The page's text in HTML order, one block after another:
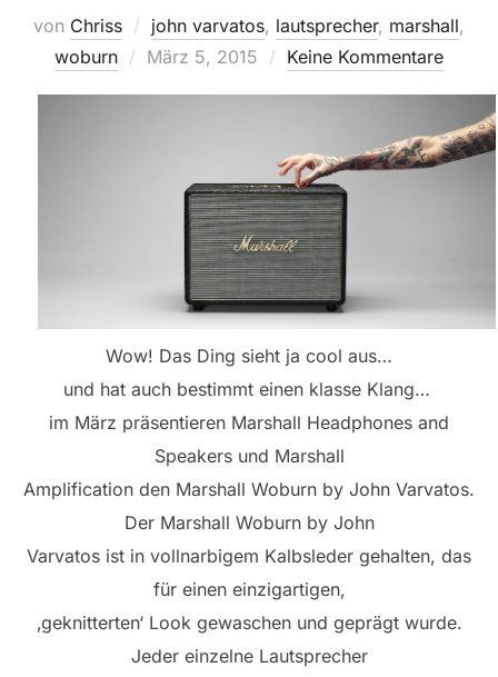
von Chriss john varvatos, lautsprecher, marshall,
woburn
Veröffentlicht
März 5, 2015 Keine Kommentare
Wow! Das Ding sieht ja cool aus…
und hat auch bestimmt einen klasse Klang…
im März präsentieren Marshall Headphones and
Speakers und Marshall
Amplification den Marshall Woburn by John Varvatos.
Der Marshall Woburn by John
Varvatos ist in vollnarbigem Kalbsleder gehalten, das
für einen einzigartigen,
‚geknitterten‘ Look gewaschen und geprägt wurde.
Jeder einzelne Lautsprecher